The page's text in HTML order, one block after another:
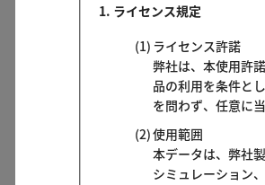
1. ライセンス規定
ライセンス許諾
弊社は、本使用許
品の利用を条件と
を問わず、任意に
使用範囲
本データは、弊社
シミュレーション